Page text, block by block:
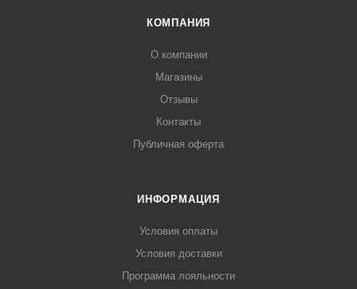
КОМПАНИЯ
О компании
Магазины
Отзывы
Контакты
Публичная оферта
ИНФОРМАЦИЯ
Условия оплаты
Условия доставки
Программа лояльности